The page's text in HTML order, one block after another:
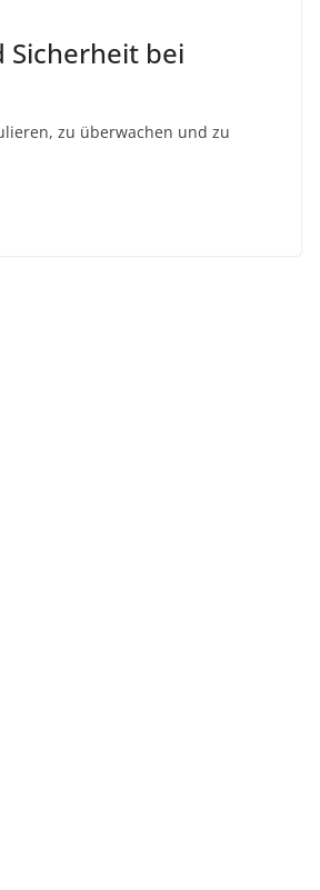
Sicherheit bei
zu überwachen und zu